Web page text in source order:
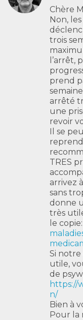
Chère
Non,
trois
l’arrêt,
prend
arrêté
une
revoir
Il se
TRES
arrivez
sans
donne
très
le copie:
Si notre
utile,
de
https://
n/
Bien à
Pour la